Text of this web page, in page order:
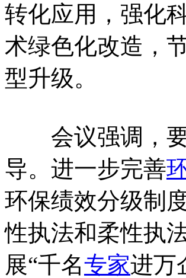
转化应用，强化
术绿色化改造，
型升级。
会议强调，要
导。进一步完善
环保绩效分级制
性执法和柔性执
展“千名专家进万